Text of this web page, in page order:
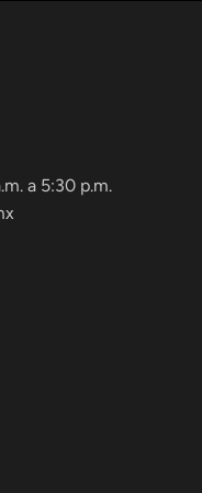
a 5:30 p.m.